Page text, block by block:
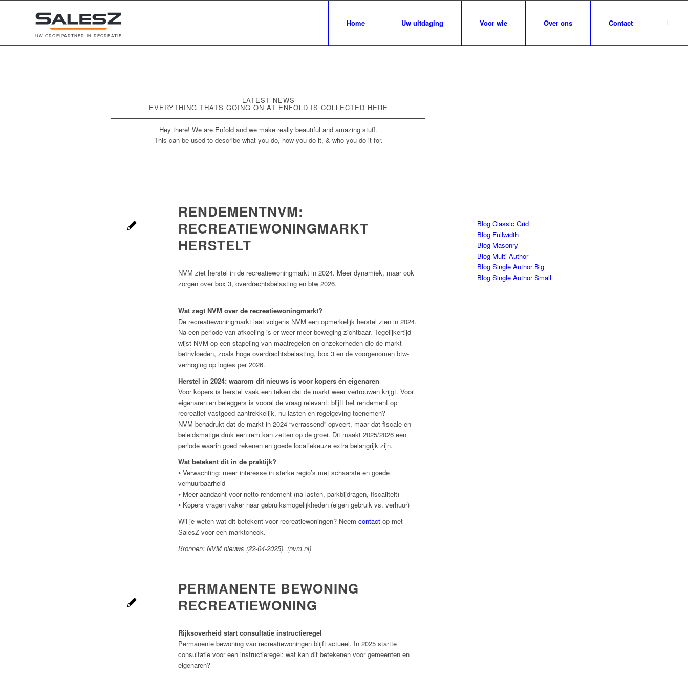
UW G RO E PA RT N E R N R EC R E AT E
Home Uw uitdaging Voor wie Over ons Contact
LATEST NEWS
EVERYTHING THATS GOING ON AT ENFOLD IS COLLECTED HERE
Hey there! We are Enfold and we make really beautiful and amazing stuff.
This can be used to describe what you do, how you do it, & who you do it for.
RENDEMENTNVM:
RECREATIEWONINGMARKT
HERSTELT
NVM ziet herstel in de recreatiewoningmarkt in 2024. Meer dynamiek, maar ook
zorgen over box 3, overdrachtsbelasting en btw 2026.
Wat zegt NVM over de recreatiewoningmarkt?
De recreatiewoningmarkt laat volgens NVM een opmerkelijk herstel zien in 2024.
Na een periode van afkoeling is er weer meer beweging zichtbaar. Tegelijkertijd
wijst NVM op een stapeling van maatregelen en onzekerheden die de markt
beïnvloeden, zoals hoge overdrachtsbelasting, box 3 en de voorgenomen btw-
verhoging op logies per 2026.
Herstel in 2024: waarom dit nieuws is voor kopers én eigenaren
Voor kopers is herstel vaak een teken dat de markt weer vertrouwen krijgt. Voor
eigenaren en beleggers is vooral de vraag relevant: blijft het rendement op
recreatief vastgoed aantrekkelijk, nu lasten en regelgeving toenemen?
NVM benadrukt dat de markt in 2024 “verrassend” opveert, maar dat fiscale en
beleidsmatige druk een rem kan zetten op de groei. Dit maakt 2025/2026 een
periode waarin goed rekenen en goede locatiekeuze extra belangrijk zijn.
Wat betekent dit in de praktijk?
⦁ Verwachting: meer interesse in sterke regio’s met schaarste en goede
verhuurbaarheid
⦁ Meer aandacht voor netto rendement (na lasten, parkbijdragen, fiscaliteit)
⦁ Kopers vragen vaker naar gebruiksmogelijkheden (eigen gebruik vs. verhuur)
Wil je weten wat dit betekent voor recreatiewoningen? Neem contact op met
SalesZ voor een marktcheck.
Bronnen: NVM nieuws (22-04-2025). (nvm.nl)
PERMANENTE BEWONING
RECREATIEWONING
Rijksoverheid start consultatie instructieregel
Permanente bewoning van recreatiewoningen blijft actueel. In 2025 startte
consultatie voor een instructieregel: wat kan dit betekenen voor gemeenten en
eigenaren?
Blog Classic Grid
Blog Fullwidth
Blog Masonry
Blog Multi Author
Blog Single Author Big
Blog Single Author Small